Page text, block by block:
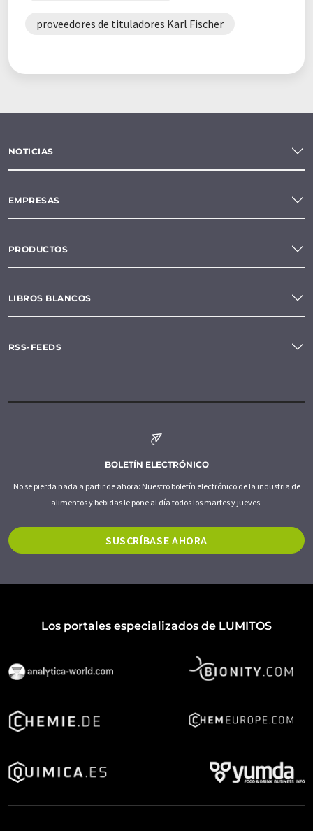
proveedores de tituladores Karl Fischer
NOTICIAS
EMPRESAS
PRODUCTOS
LIBROS BLANCOS
RSS-FEEDS
BOLETÍN ELECTRÓNICO
No se pierda nada a partir de ahora: Nuestro boletín electrónico de la industria de
alimentos y bebidas le pone al día todos los martes y jueves.
SUSCRÍBASE AHORA
Los portales especializados de LUMITOS